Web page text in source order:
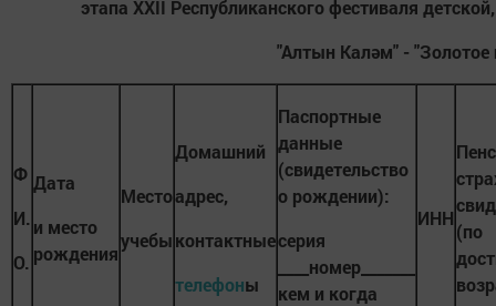
этапа XXII Республиканского фестиваля
"Алтын Каләм" - "Золотое
Ф
И.
О.
Дата
и место
рождения
Место
учебы
Домашний
адрес,
контактные
телефоны
Паспортные
данные
(свидетельство
о рождении):
серия
____номер_______
кем и когда
ИНН
(по